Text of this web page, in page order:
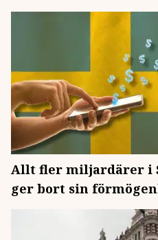
Allt fler miljardärer i
ger bort sin